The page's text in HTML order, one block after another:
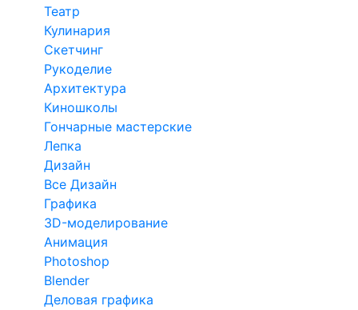
Театр
Кулинария
Скетчинг
Рукоделие
Архитектура
Киношколы
Гончарные мастерские
Лепка
Дизайн
Все Дизайн
Графика
3D-моделирование
Анимация
Photoshop
Blender
Деловая графика